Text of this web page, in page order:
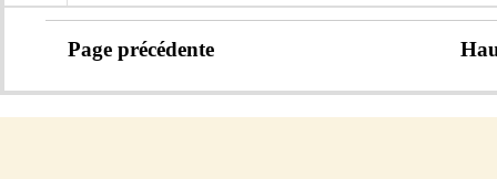
Page précédente